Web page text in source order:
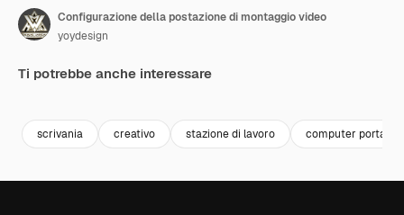
Configurazione della postazione di montaggio video
yoydesign
Ti potrebbe anche interessare
scrivania creativo stazione di lavoro computer portatile